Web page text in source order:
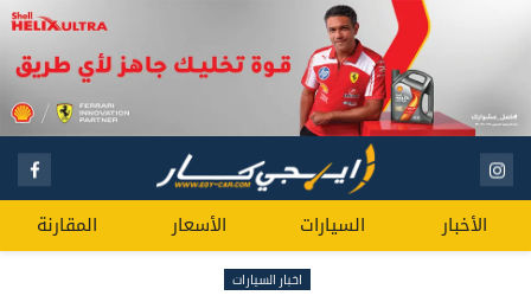
الأخبار السيارات الأسعار المقارنة
اخبار السيارات